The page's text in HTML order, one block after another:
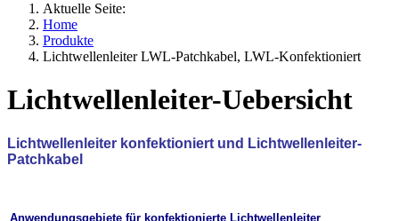
Aktuelle Seite:
Home
Produkte
Lichtwellenleiter LWL-Patchkabel, LWL-Konfektioniert
Lichtwellenleiter-Uebersicht
Lichtwellenleiter konfektioniert und Lichtwellenleiter-
Patchkabel
Anwendungsgebiete für konfektionierte Lichtwellenleiter